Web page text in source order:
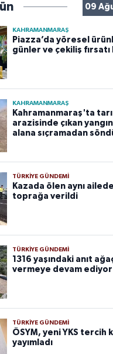
09
KAHRAMANMARAŞ
Piazza’da yöresel
günler ve çekiliş fırsatı
KAHRAMANMARAŞ
Kahramanmaraş'ta
arazisinde çıkan
alana sıçramadan
TÜRKIYE GÜNDEMI
Kazada ölen aynı
toprağa verildi
TÜRKIYE GÜNDEMI
1316 yaşındaki anıt
vermeye devam ediyor
TÜRKIYE GÜNDEMI
ÖSYM, yeni YKS tercih
yayımladı